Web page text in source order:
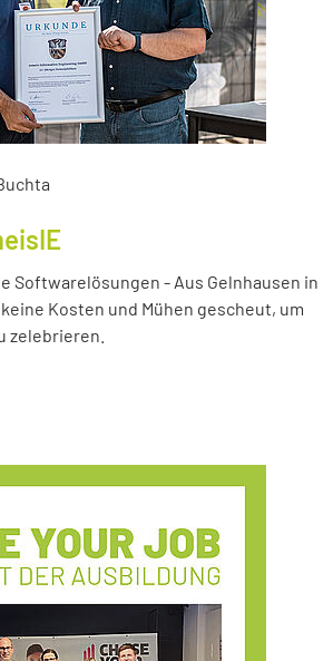
Softwarelösungen - Aus Gelnhausen in
Kosten und Mühen gescheut, um
zelebrieren.